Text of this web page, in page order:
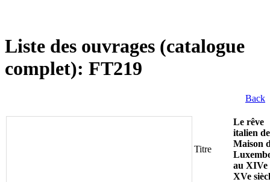
Liste des ouvrages (catalogue
complet): FT219
Back
Titre
Le rêve
italien
Maison
au XIVe
XVe